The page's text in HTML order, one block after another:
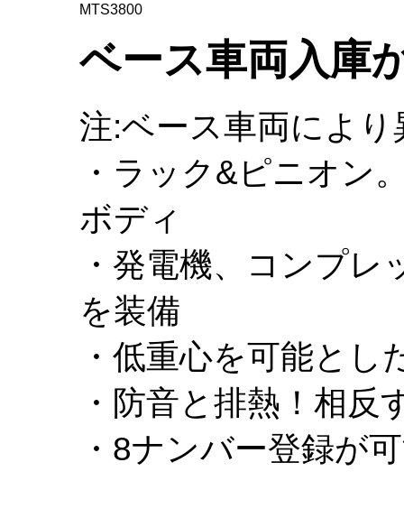
MTS3800
ベース車両入庫
注:ベース車両によ
・ラック&ピニオン
ボディ
・発電機、コンプ
を装備
・低重心を可能と
・防音と排熱！相反
・8ナンバー登録が